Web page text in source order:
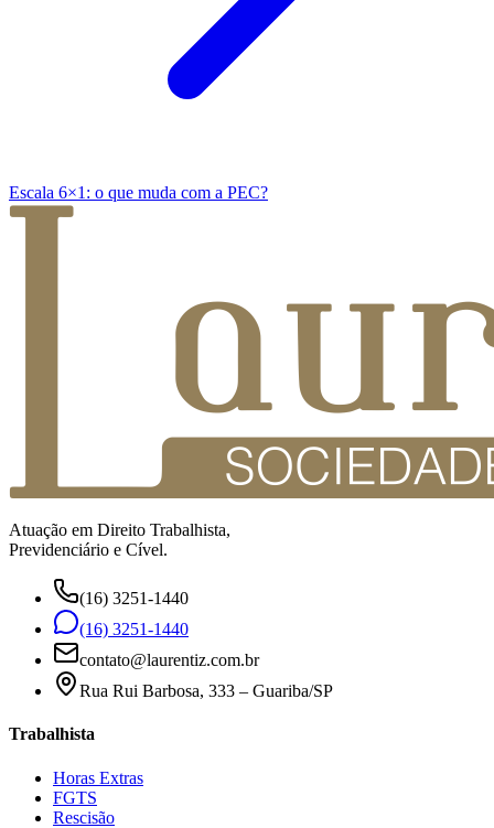
Escala 6×1: o que muda com a PEC?
Atuação em Direito Trabalhista,
Previdenciário e Cível.
(16) 3251-1440
(16) 3251-1440
contato@laurentiz.com.br
Rua Rui Barbosa, 333 – Guariba/SP
Trabalhista
Horas Extras
FGTS
Rescisão